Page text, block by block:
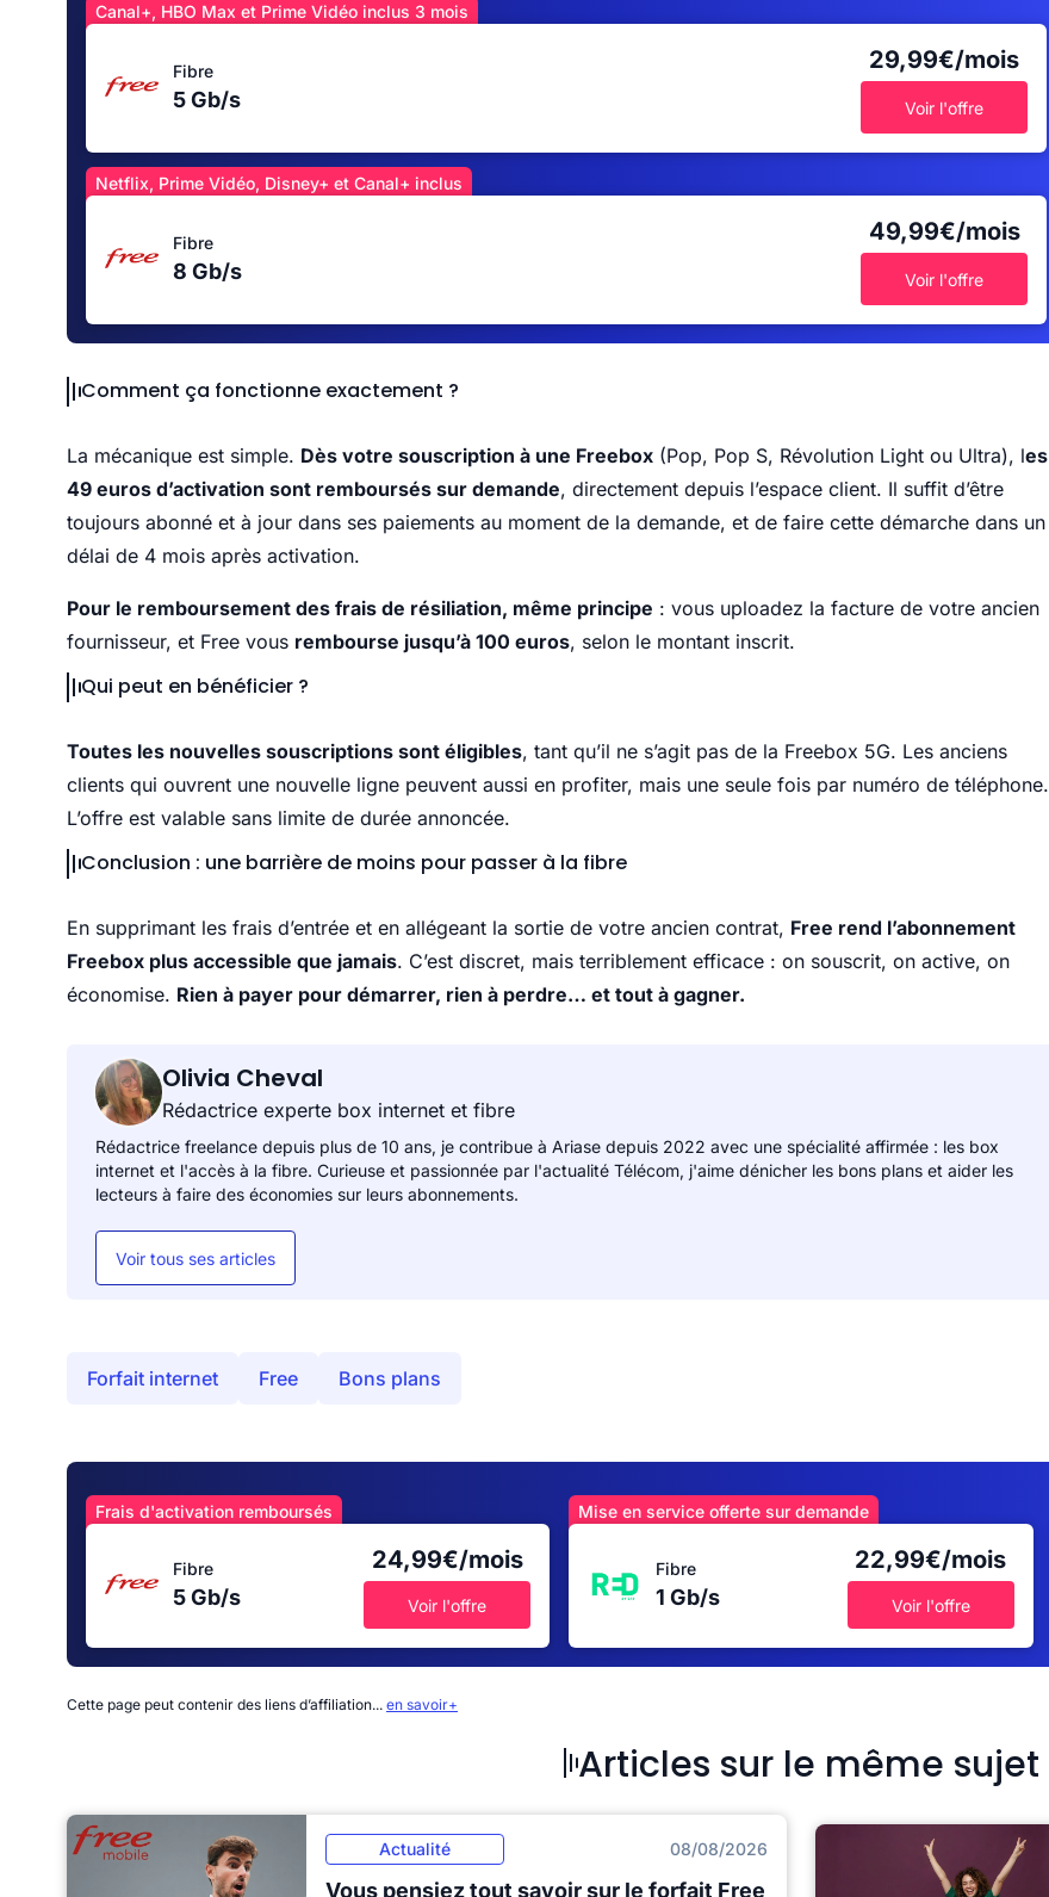
Canal+, HBO Max et Prime Vidéo inclus 3 mois
Fibre
5 Gb/s
29,99€/mois
Voir l'offre
Netflix, Prime Vidéo, Disney+ et Canal+ inclus
Fibre
8 Gb/s
49,99€/mois
Voir l'offre
Comment ça fonctionne exactement ?
La mécanique est simple. Dès votre souscription à une Freebox (Pop, Pop S, Révolution Light ou Ultra), les
49 euros d’activation sont remboursés sur demande, directement depuis l’espace client. Il suffit d’être
toujours abonné et à jour dans ses paiements au moment de la demande, et de faire cette démarche dans un
délai de 4 mois après activation.
Pour le remboursement des frais de résiliation, même principe : vous uploadez la facture de votre ancien
fournisseur, et Free vous rembourse jusqu’à 100 euros, selon le montant inscrit.
Qui peut en bénéficier ?
Toutes les nouvelles souscriptions sont éligibles, tant qu’il ne s’agit pas de la Freebox 5G. Les anciens
clients qui ouvrent une nouvelle ligne peuvent aussi en profiter, mais une seule fois par numéro de téléphone.
L’offre est valable sans limite de durée annoncée.
Conclusion : une barrière de moins pour passer à la fibre
En supprimant les frais d’entrée et en allégeant la sortie de votre ancien contrat, Free rend l’abonnement
Freebox plus accessible que jamais. C’est discret, mais terriblement efficace : on souscrit, on active, on
économise. Rien à payer pour démarrer, rien à perdre… et tout à gagner.
Olivia Cheval
Rédactrice experte box internet et fibre
Rédactrice freelance depuis plus de 10 ans, je contribue à Ariase depuis 2022 avec une spécialité affirmée : les box
internet et l'accès à la fibre. Curieuse et passionnée par l'actualité Télécom, j'aime dénicher les bons plans et aider les
lecteurs à faire des économies sur leurs abonnements.
Voir tous ses articles
Forfait internet Free Bons plans
Frais d'activation remboursés
Fibre
5 Gb/s
24,99€/mois
Voir l'offre
Mise en service offerte sur demande
Fibre
1 Gb/s
22,99€/mois
Voir l'offre
Cette page peut contenir des liens d’affiliation... en savoir+
Articles sur le même sujet
Actualité 08/08/2026
Vous pensiez tout savoir sur le forfait Free